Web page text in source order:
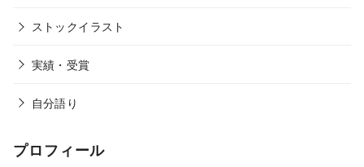
ストックイラスト
実績・受賞
自分語り
プロフィール